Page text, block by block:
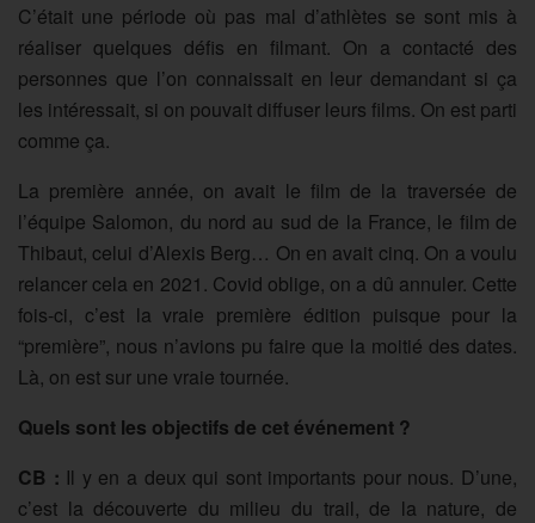
C’était une période où pas mal d’athlètes se sont mis à
réaliser quelques défis en filmant. On a contacté des
personnes que l’on connaissait en leur demandant si ça
les intéressait, si on pouvait diffuser leurs films. On est parti
comme ça.
La première année, on avait le film de la traversée de
l’équipe Salomon, du nord au sud de la France, le film de
Thibaut, celui d’Alexis Berg… On en avait cinq. On a voulu
relancer cela en 2021. Covid oblige, on a dû annuler. Cette
fois-ci, c’est la vraie première édition puisque pour la
“première”, nous n’avions pu faire que la moitié des dates.
Là, on est sur une vraie tournée.
Quels sont les objectifs de cet événement ?
CB : Il y en a deux qui sont importants pour nous. D’une,
c’est la découverte du milieu du trail, de la nature, de